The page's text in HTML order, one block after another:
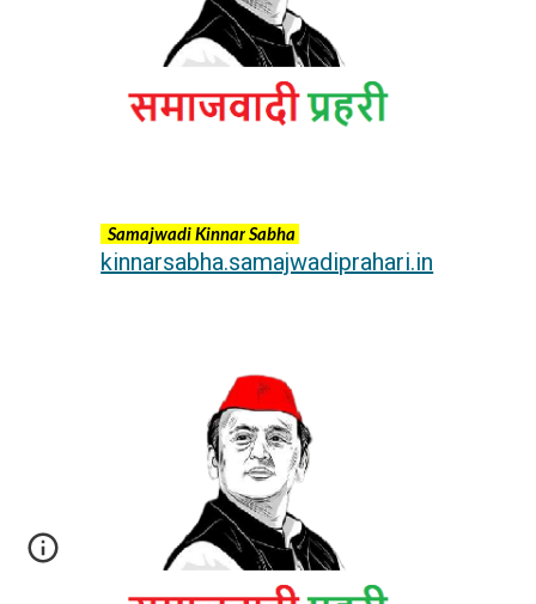
SamajwadiKinnarSabha
kinnarsabha.samajwadiprahari.in